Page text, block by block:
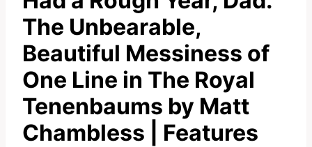
The Unbearable,
Beautiful Messiness of
One Line in The Royal
Tenenbaums by Matt
Chambless | Features